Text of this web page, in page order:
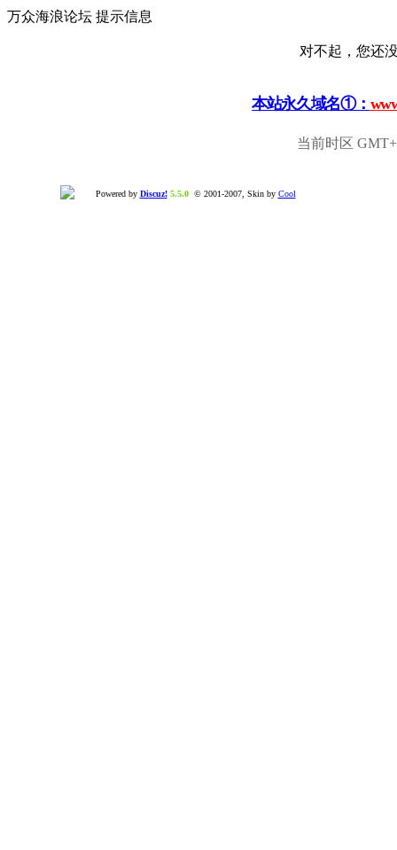
万众海浪论坛 提示信息
对不起，您还
本站永久域名①：
当前时区
Powered by Discuz! 5.5.0© 2001-2007, Skin by Cool